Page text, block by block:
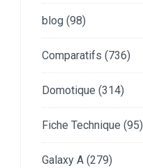
blog (98)
Comparatifs (736)
Domotique (314)
Fiche Technique (95)
Galaxy A (279)